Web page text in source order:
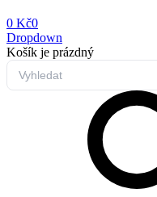
0 Kč0
Dropdown
Košík je prázdný